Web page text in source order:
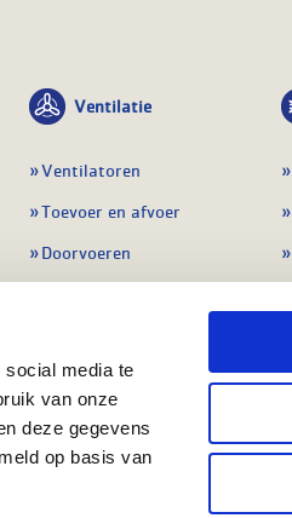
media te
van onze
deze gegevens
op basis van
Ventilatie
Ventilatoren
Toevoer en afvoer
Doorvoeren
Regelingen